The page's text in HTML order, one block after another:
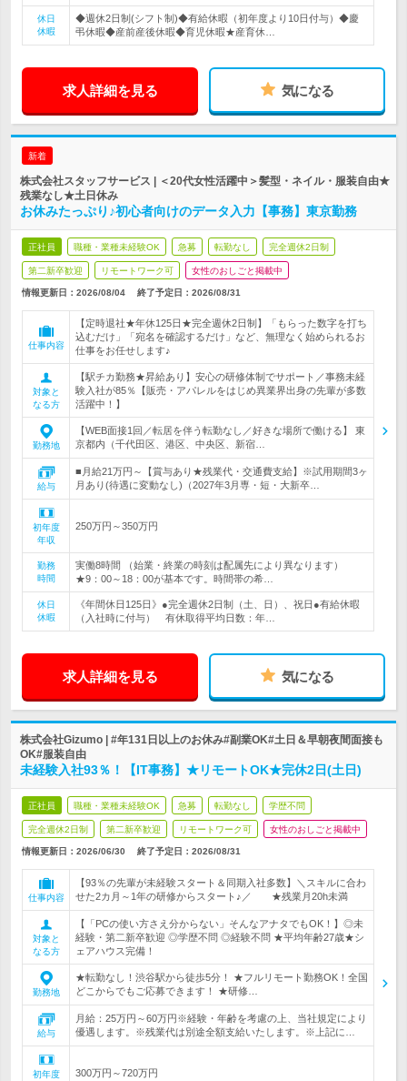
休日
休暇
◆週休2日制(シフト制)◆有給休暇（初年度より10日付与）◆慶
弔休暇◆産前産後休暇◆育児休暇★産育休…
求人詳細を見る 気になる
新着
株式会社スタッフサービス | ＜20代女性活躍中＞髪型・ネイル・服装自由★
残業なし★土日休み
お休みたっぷり♪初心者向けのデータ入力【事務】東京勤務
正社員 職種・業種未経験OK 急募 転勤なし 完全週休2日制
第二新卒歓迎 リモートワーク可 女性のおしごと掲載中
情報更新日：2026/08/04 終了予定日： 2026/08/31
仕事内容
【定時退社★年休125日★完全週休2日制】「もらった数字を打ち
込むだけ」「宛名を確認するだけ」など、無理なく始められるお
仕事をお任せします♪
対象と
なる方
【駅チカ勤務★昇給あり】安心の研修体制でサポート／事務未経
験入社が85％【販売・アパレルをはじめ異業界出身の先輩が多数
活躍中！】
勤務地
【WEB面接1回／転居を伴う転勤なし／好きな場所で働ける】 東
京都内（千代田区、港区、中央区、新宿…
給与
■月給21万円～【賞与あり★残業代・交通費支給】※試用期間3ヶ
月あり(待遇に変動なし)（2027年3月専・短・大新卒…
初年度
年収
250万円～350万円
勤務
時間
実働8時間 （始業・終業の時刻は配属先により異なります）
★9：00～18：00が基本です。時間帯の希…
休日
休暇
《年間休日125日》●完全週休2日制（土、日）、祝日●有給休暇
（入社時に付与） 有休取得平均日数：年…
求人詳細を見る 気になる
株式会社Gizumo | #年131日以上のお休み#副業OK#土日＆早朝夜間面接も
OK#服装自由
未経験入社93％！【IT事務】★リモートOK★完休2日(土日)
正社員 職種・業種未経験OK 急募 転勤なし 学歴不問
完全週休2日制 第二新卒歓迎 リモートワーク可 女性のおしごと掲載中
情報更新日：2026/06/30 終了予定日： 2026/08/31
仕事内容
【93％の先輩が未経験スタート＆同期入社多数】＼スキルに合わ
せた2カ月～1年の研修からスタート♪／ ★残業月20h未満
対象と
なる方
【「PCの使い方さえ分からない」そんなアナタでもOK！】◎未
経験・第二新卒歓迎 ◎学歴不問 ◎経験不問 ★平均年齢27歳★シ
ェアハウス完備！
勤務地
★転勤なし！渋谷駅から徒歩5分！ ★フルリモート勤務OK！全国
どこからでもご応募できます！ ★研修…
給与
月給：25万円～60万円※経験・年齢を考慮の上、当社規定により
優遇します。※残業代は別途全額支給いたします。※上記に…
初年度
300万円～720万円